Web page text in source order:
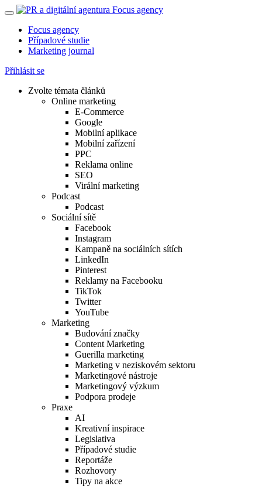
Focus agency
Případové studie
Marketing journal
Přihlásit se
Zvolte témata článků
Online marketing
E-Commerce
Google
Mobilní aplikace
Mobilní zařízení
PPC
Reklama online
SEO
Virální marketing
Podcast
Podcast
Sociální sítě
Facebook
Instagram
Kampaně na sociálních sítích
LinkedIn
Pinterest
Reklamy na Facebooku
TikTok
Twitter
YouTube
Marketing
Budování značky
Content Marketing
Guerilla marketing
Marketing v neziskovém sektoru
Marketingové nástroje
Marketingový výzkum
Podpora prodeje
Praxe
AI
Kreativní inspirace
Legislativa
Případové studie
Reportáže
Rozhovory
Tipy na akce